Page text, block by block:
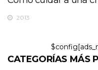
2013
CATEGORÍAS MÁS